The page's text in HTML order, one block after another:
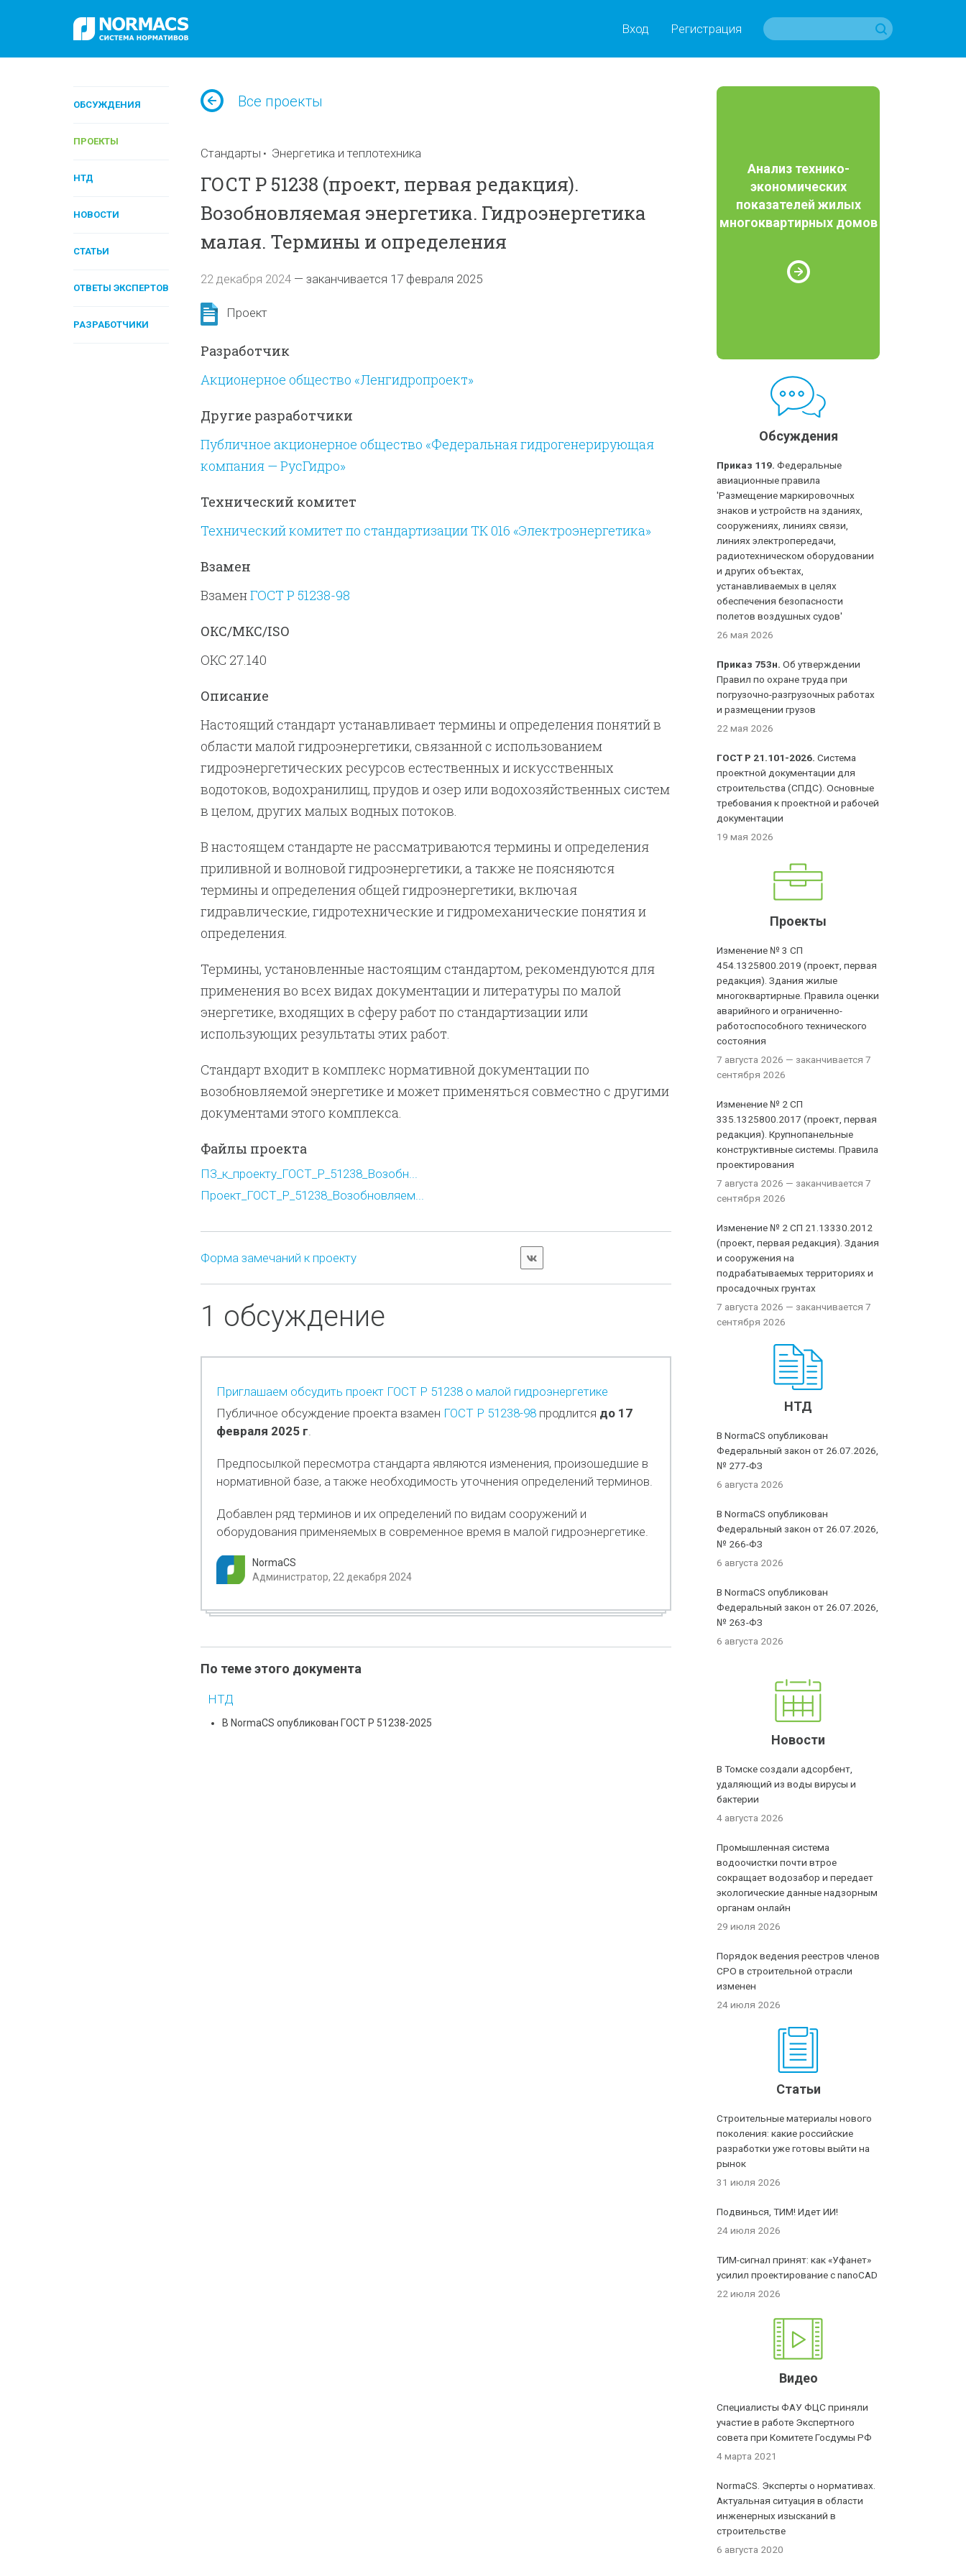
Вход Регистрация
ОБСУЖДЕНИЯ
ПРОЕКТЫ
НТД
НОВОСТИ
СТАТЬИ
ОТВЕТЫ ЭКСПЕРТОВ
РАЗРАБОТЧИКИ
Все проекты
Стандарты Энергетика и теплотехника
ГОСТ Р 51238 (проект, первая редакция).
Возобновляемая энергетика. Гидроэнергетика
малая. Термины и определения
22 декабря 2024— заканчивается 17 февраля 2025
Проект
Разработчик
Акционерное общество «Ленгидропроект»
Другие разработчики
Публичное акционерное общество «Федеральная гидрогенерирующая
компания — РусГидро»
Технический комитет
Технический комитет по стандартизации ТК 016 «Электроэнергетика»
Взамен
ВзаменГОСТ Р 51238-98
ОКС/МКС/ISO
ОКС 27.140
Описание
Настоящий стандарт устанавливает термины и определения понятий в
области малой гидроэнергетики, связанной с использованием
гидроэнергетических ресурсов естественных и искусственных
водотоков, водохранилищ, прудов и озер или водохозяйственных систем
в целом, других малых водных потоков.
В настоящем стандарте не рассматриваются термины и определения
приливной и волновой гидроэнергетики, а также не поясняются
термины и определения общей гидроэнергетики, включая
гидравлические, гидротехнические и гидромеханические понятия и
определения.
Термины, установленные настоящим стандартом, рекомендуются для
применения во всех видах документации и литературы по малой
энергетике, входящих в сферу работ по стандартизации или
использующих результаты этих работ.
Стандарт входит в комплекс нормативной документации по
возобновляемой энергетике и может применяться совместно с другими
документами этого комплекса.
Файлы проекта
ПЗ_к_проекту_ГОСТ_Р_51238_Возобн...
Проект_ГОСТ_Р_51238_Возобновляем...
Форма замечаний к проекту
1 обсуждение
Приглашаем обсудить проект ГОСТ Р 51238 о малой гидроэнергетике
Публичное обсуждение проекта взамен ГОСТ Р 51238-98продлится до 17
февраля 2025 г.
Предпосылкой пересмотра стандарта являются изменения, произошедшие в
нормативной базе, а также необходимость уточнения определений терминов.
Добавлен ряд терминов и их определений по видам сооружений и
оборудования применяемых в современное время в малой гидроэнергетике.
NormaCS
Администратор, 22 декабря 2024
По теме этого документа
НТД
В NormaCS опубликован ГОСТ Р 51238-2025
Анализ технико-
экономических
показателей жилых
многоквартирных домов
Обсуждения
Приказ 119. Федеральные
авиационные правила
'Размещение маркировочных
знаков и устройств на зданиях,
сооружениях, линиях связи,
линиях электропередачи,
радиотехническом оборудовании
и других объектах,
устанавливаемых в целях
обеспечения безопасности
полетов воздушных судов'
26 мая 2026
Приказ 753н. Об утверждении
Правил по охране труда при
погрузочно-разгрузочных работах
и размещении грузов
22 мая 2026
ГОСТ Р 21.101-2026. Система
проектной документации для
строительства (СПДС). Основные
требования к проектной и рабочей
документации
19 мая 2026
Проекты
Изменение № 3 СП
454.1325800.2019 (проект, первая
редакция). Здания жилые
многоквартирные. Правила оценки
аварийного и ограниченно-
работоспособного технического
состояния
7 августа 2026 — заканчивается 7
сентября 2026
Изменение № 2 СП
335.1325800.2017 (проект, первая
редакция). Крупнопанельные
конструктивные системы. Правила
проектирования
7 августа 2026 — заканчивается 7
сентября 2026
Изменение № 2 СП 21.13330.2012
(проект, первая редакция). Здания
и сооружения на
подрабатываемых территориях и
просадочных грунтах
7 августа 2026 — заканчивается 7
сентября 2026
НТД
В NormaCS опубликован
Федеральный закон от 26.07.2026,
№ 277-ФЗ
6 августа 2026
В NormaCS опубликован
Федеральный закон от 26.07.2026,
№ 266-ФЗ
6 августа 2026
В NormaCS опубликован
Федеральный закон от 26.07.2026,
№ 263-ФЗ
6 августа 2026
Новости
В Томске создали адсорбент,
удаляющий из воды вирусы и
бактерии
4 августа 2026
Промышленная система
водоочистки почти втрое
сокращает водозабор и передает
экологические данные надзорным
органам онлайн
29 июля 2026
Порядок ведения реестров членов
СРО в строительной отрасли
изменен
24 июля 2026
Статьи
Строительные материалы нового
поколения: какие российские
разработки уже готовы выйти на
рынок
31 июля 2026
Подвинься, ТИМ! Идет ИИ!
24 июля 2026
ТИМ-сигнал принят: как «Уфанет»
усилил проектирование с nanoCAD
22 июля 2026
Видео
Специалисты ФАУ ФЦС приняли
участие в работе Экспертного
совета при Комитете Госдумы РФ
4 марта 2021
NormaCS. Эксперты о нормативах.
Актуальная ситуация в области
инженерных изысканий в
строительстве
6 августа 2020